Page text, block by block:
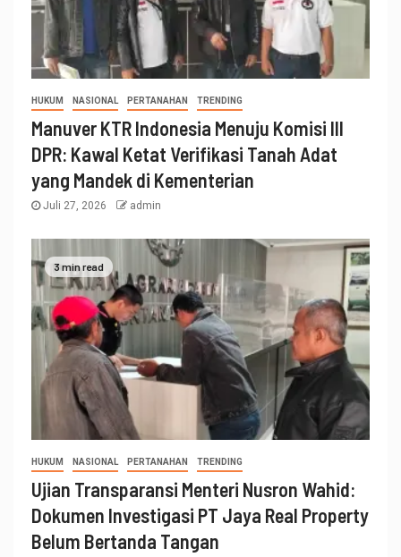
HUKUM NASIONAL PERTANAHAN TRENDING
Manuver KTR Indonesia Menuju Komisi III
DPR: Kawal Ketat Verifikasi Tanah Adat
yang Mandek di Kementerian
Juli 27, 2026 admin
3 min read
HUKUM NASIONAL PERTANAHAN TRENDING
Ujian Transparansi Menteri Nusron Wahid:
Dokumen Investigasi PT Jaya Real Property
Belum Bertanda Tangan